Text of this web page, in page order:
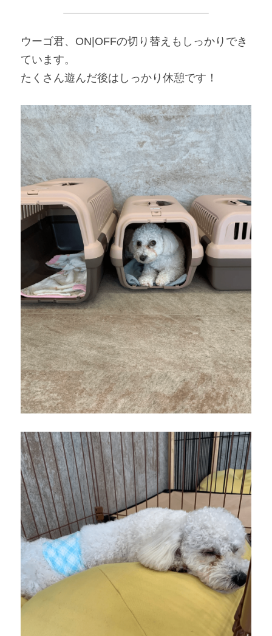
ウーゴ君、ON|OFFの切り替えもしっかりでき
ています。
たくさん遊んだ後はしっかり休憩です！